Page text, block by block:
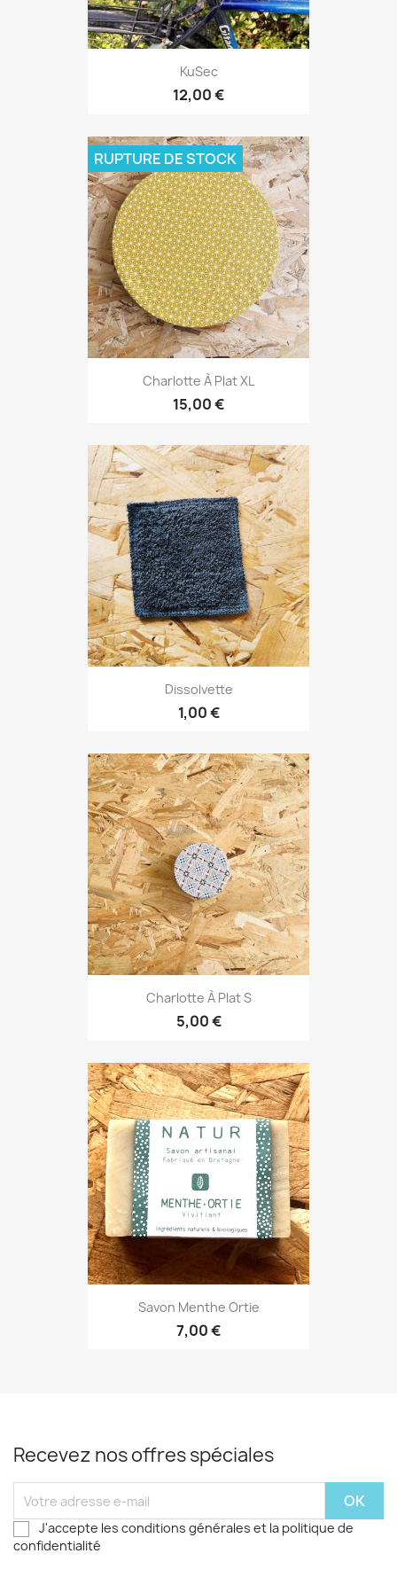
KuSec
12,00 €
Charlotte À Plat XL
15,00 €
RUPTURE DE STOCK
Dissolvette
1,00 €
Charlotte À Plat S
5,00 €
Savon Menthe Ortie
7,00 €
Recevez nos offres spéciales
J'accepte les conditions générales et la politique de
confidentialité